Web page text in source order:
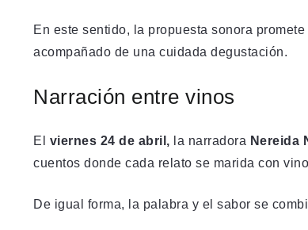
En este sentido, la propuesta sonora
acompañado de una cuidada degustación.
Narración entre vinos
El viernes 24 de abril, la narradora Nereida
cuentos donde cada relato se marida con
De igual forma, la palabra y el sabor se